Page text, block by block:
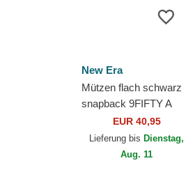
New Era
Mützen flach schwarz
snapback 9FIFTY A
Frame Ring der Los
Angeles Lakers NBA
von New Era
EUR 40,95
Lieferung bis Dienstag,
Aug. 11